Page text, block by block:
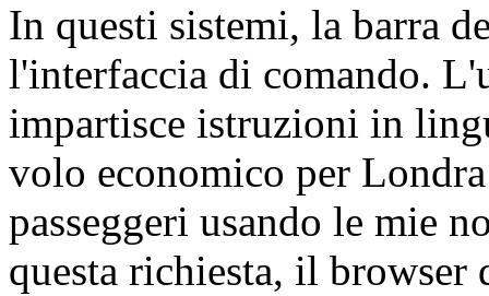
In questi sistemi, la barra
l'interfaccia di comando.
impartisce istruzioni in
volo economico per
passeggeri usando le mie
questa richiesta, il browser